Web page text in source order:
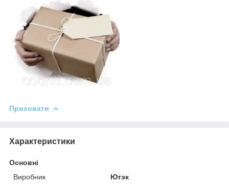
Приховати
Характеристики
Основні
Виробник
Ютэк